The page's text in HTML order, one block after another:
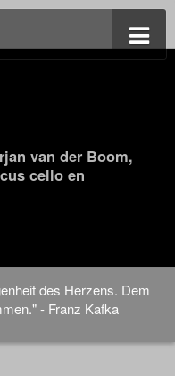
van der Boom,
cello en
des Herzens. Dem
- Franz Kafka